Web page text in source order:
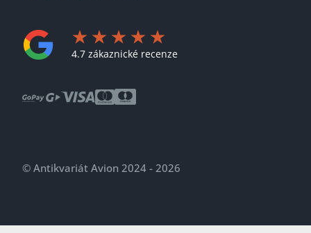
4.7 zákaznické recenze
© Antikvariát Avion 2024 - 2026